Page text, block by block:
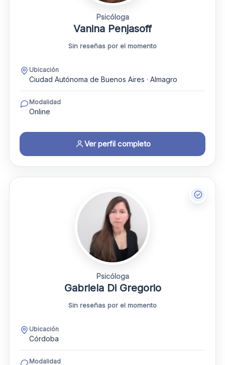
Psicóloga
Vanina Penjasoff
Sin reseñas por el momento
Ubicación
Ciudad Autónoma de Buenos Aires · Almagro
Modalidad
Online
Ver perfil completo
Psicóloga
Gabriela Di Gregorio
Sin reseñas por el momento
Ubicación
Córdoba
Modalidad